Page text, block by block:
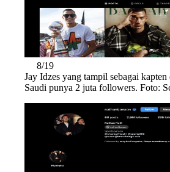
8/19
Jay Idzes yang tampil sebagai
Saudi punya 2 juta followers. Foto: